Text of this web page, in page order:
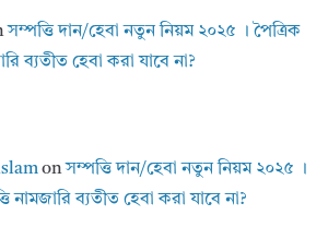
সম্পত্তি দান/হেবা নতুন নিয়ম ২০২৫ । পৈত্রিক
ব্যতীত হেবা করা যাবে না?
onসম্পত্তি দান/হেবা নতুন নিয়ম ২০২৫ ।
নামজারি ব্যতীত হেবা করা যাবে না?